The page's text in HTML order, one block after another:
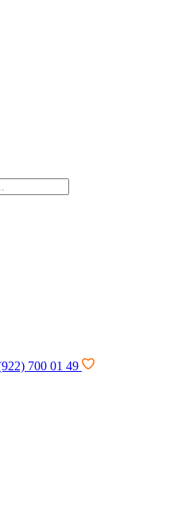
700 01 49